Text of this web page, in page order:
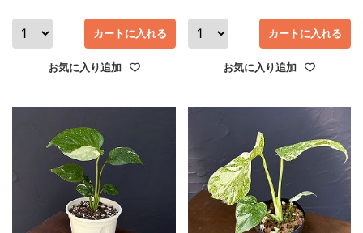
カートに入れる
お気に入り追加
カートに入れる
お気に入り追加